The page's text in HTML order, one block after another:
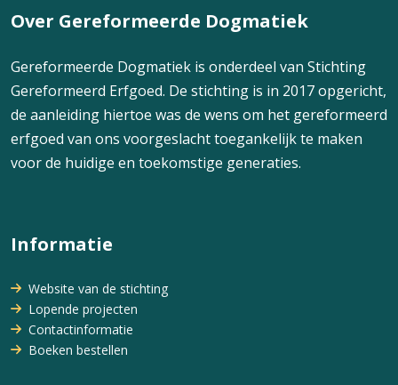
Over Gereformeerde Dogmatiek
Gereformeerde Dogmatiek is onderdeel van Stichting
Gereformeerd Erfgoed. De stichting is in 2017 opgericht,
de aanleiding hiertoe was de wens om het gereformeerd
erfgoed van ons voorgeslacht toegankelijk te maken
voor de huidige en toekomstige generaties.
Informatie
Website van de stichting
Lopende projecten
Contactinformatie
Boeken bestellen